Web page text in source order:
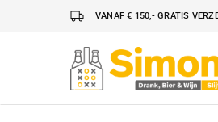
VANAF € 150,- GRATIS
Simonsdrank.nl
Drank,
Bier